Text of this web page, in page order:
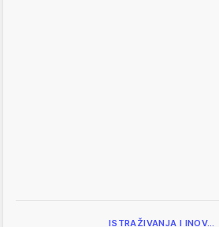
ISTRAŽIVANJA I INOV…